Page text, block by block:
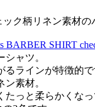
ク柄リネン素材
BARBER SHIRT
ャツ。
ラインが特徴的で
素材。
っと柔らかくなっ